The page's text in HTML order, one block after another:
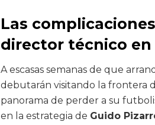
Las
director técnico en
A escasas semanas de que
debutarán visitando la frontera
panorama de perder a su
en la estrategia de Guido